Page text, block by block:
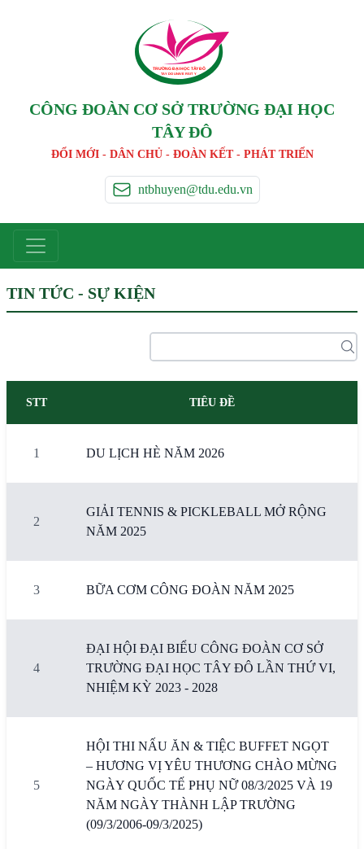
TRƯỜNG ĐẠI HỌC TÂY ĐÔ
TAY DO UNIVERSIT Y
CÔNG ĐOÀN CƠ SỞ TRƯỜNG ĐẠI HỌC
TÂY ĐÔ
ĐỔI MỚI - DÂN CHỦ - ĐOÀN KẾT - PHÁT TRIỂN
ntbhuyen@tdu.edu.vn
TIN TỨC - SỰ KIỆN
STT TIÊU ĐỀ
1 DU LỊCH HÈ NĂM 2026
2
GIẢI TENNIS & PICKLEBALL MỞ RỘNG
NĂM 2025
3 BỮA CƠM CÔNG ĐOÀN NĂM 2025
4
ĐẠI HỘI ĐẠI BIỂU CÔNG ĐOÀN CƠ SỞ
TRƯỜNG ĐẠI HỌC TÂY ĐÔ LẦN THỨ VI,
NHIỆM KỲ 2023 - 2028
5
HỘI THI NẤU ĂN & TIỆC BUFFET NGỌT
– HƯƠNG VỊ YÊU THƯƠNG CHÀO MỪNG
NGÀY QUỐC TẾ PHỤ NỮ 08/3/2025 VÀ 19
NĂM NGÀY THÀNH LẬP TRƯỜNG
(09/3/2006-09/3/2025)